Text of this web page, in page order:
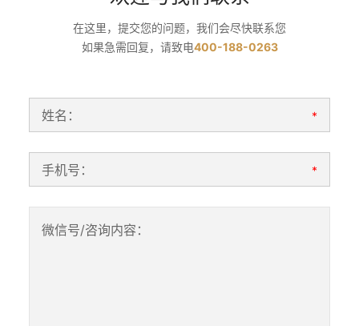
在这里，提交您的问题，我们会尽快联系您
如果急需回复，请致电400-188-0263
姓名： *
手机号： *
微信号/咨询内容：